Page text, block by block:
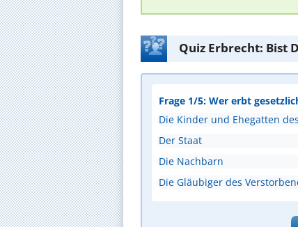
Quiz Erbrecht: Bist
Frage 1/5: Wer erbt
Die Kinder und Ehegatten
Der Staat
Die Nachbarn
Die Gläubiger des